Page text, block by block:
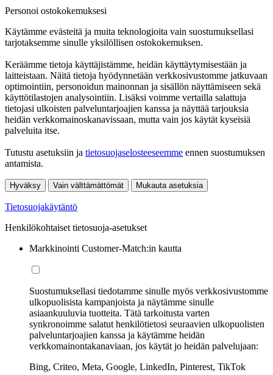
Personoi ostokokemuksesi
Käytämme evästeitä ja muita teknologioita vain suostumuksellasi
tarjotaksemme sinulle yksilöllisen ostokokemuksen.
Keräämme tietoja käyttäjistämme, heidän käyttäytymisestään ja
laitteistaan. Näitä tietoja hyödynnetään verkkosivustomme jatkuvaan
optimointiin, personoidun mainonnan ja sisällön näyttämiseen sekä
käyttötilastojen analysointiin. Lisäksi voimme vertailla salattuja
tietojasi ulkoisten palveluntarjoajien kanssa ja näyttää tarjouksia
heidän verkkomainoskanavissaan, mutta vain jos käytät kyseisiä
palveluita itse.
Tutustu asetuksiin ja tietosuojaselosteeseemme ennen suostumuksen
antamista.
Hyväksy Vain välttämättömät Mukauta asetuksia
Tietosuojakäytäntö
Henkilökohtaiset tietosuoja-asetukset
Markkinointi Customer-Match:in kautta
Suostumuksellasi tiedotamme sinulle myös verkkosivustomme
ulkopuolisista kampanjoista ja näytämme sinulle
asiaankuuluvia tuotteita. Tätä tarkoitusta varten
synkronoimme salatut henkilötietosi seuraavien ulkopuolisten
palveluntarjoajien kanssa ja käytämme heidän
verkkomainontakanaviaan, jos käytät jo heidän palvelujaan:
Bing, Criteo, Meta, Google, LinkedIn, Pinterest, TikTok